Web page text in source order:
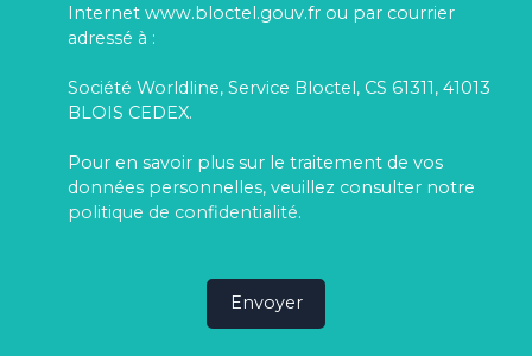
Internet www.bloctel.gouv.fr ou par courrier
adressé à :
Société Worldline, Service Bloctel, CS 61311, 41013
BLOIS CEDEX.
Pour en savoir plus sur le traitement de vos
données personnelles, veuillez consulter notre
politique de confidentialité.
Envoyer